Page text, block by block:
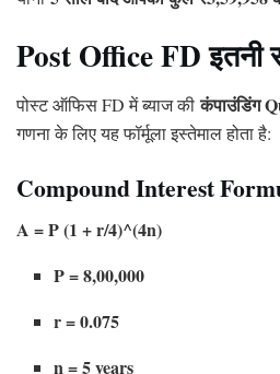
Post Office FD इतनी
पोस्ट ऑफिस FD में ब्याज कीकंपाउंडिंग
गणना के लिए यह फॉर्मूला इस्तेमाल होता है:
Compound Interest
A = P (1 + r/4)^(4n)
P = 8,00,000
r = 0.075
n = 5 years